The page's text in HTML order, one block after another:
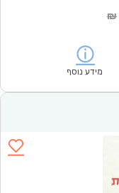
₪
מידע נוסף